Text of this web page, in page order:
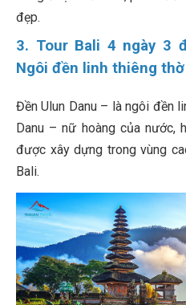
đẹp.
3. Tour Bali 4 ngày 3
Ngôi đền linh thiêng
Đền Ulun Danu – là ngôi đền
Danu – nữ hoàng của nước,
được xây dựng trong vùng
Bali.